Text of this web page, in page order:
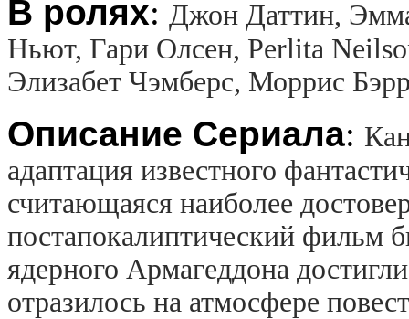
В ролях: Джон Даттин,
Ньют, Гари Олсен, Perlita
Элизабет Чэмберс, Моррис
Описание Сериала:
адаптация известного
считающаяся наиболее
постапокалиптический фильм
ядерного Армагеддона
отразилось на атмосфере